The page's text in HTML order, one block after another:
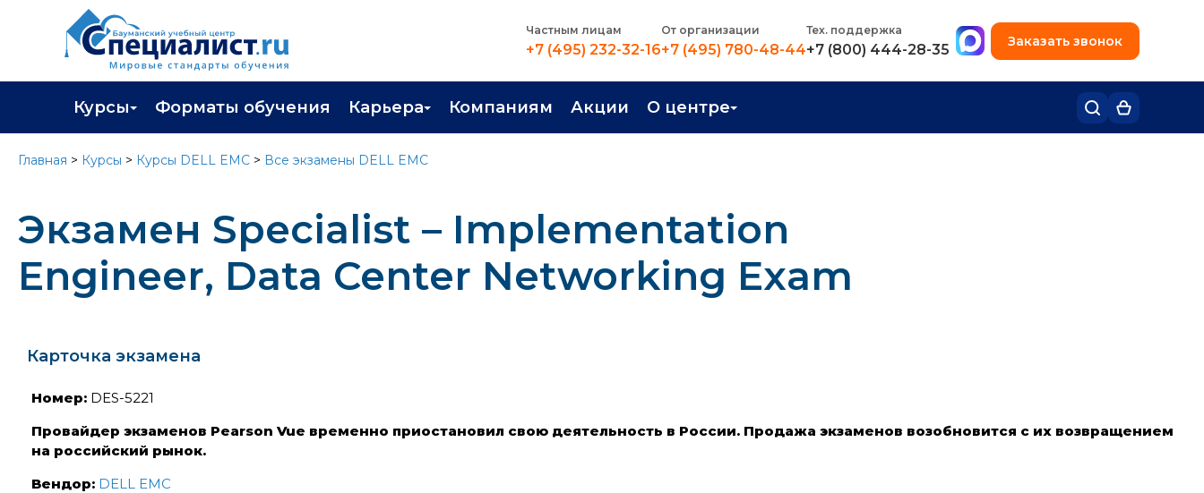
Частным лицам
+7 (495) 232-32-16
От организации
+7 (495) 780-48-44
Тех. поддержка
+7 (800) 444-28-35
+7 (495) 780-48-49
Заказать звонок
Курсы
Каталог курсов
Профессиональная переподготовка
Экзамены вендоров
Программа лояльности
Форматы обучения Карьера
Профориентация
Трудоустройство
Компаниям Акции О центре
О центре
Преподаватели
Вакансии
Главная > Курсы > Курсы DELL EMC > Все экзамены DELL EMC
Экзамен Specialist – Implementation
Engineer, Data Center Networking Exam
Карточка экзамена
Номер: DES-5221
Провайдер экзаменов Pearson Vue временно приостановил свою деятельность в России. Продажа экзаменов возобновится с их возвращением
на российский рынок.
Вендор: DELL EMC